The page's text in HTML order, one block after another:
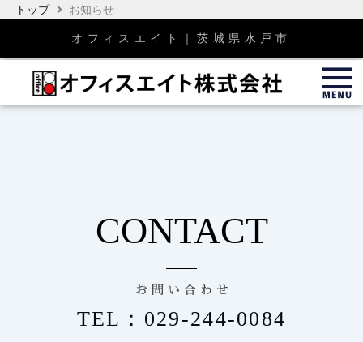
ッ
トップ お知らせ
オフィスエイト｜茨城県水戸市
CONTACT
お 問 い 合 わ せ
TEL：029-244-0084